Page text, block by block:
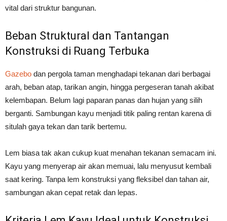
vital dari struktur bangunan.
Beban Struktural dan Tantangan
Konstruksi di Ruang Terbuka
Gazebo dan pergola taman menghadapi tekanan dari berbagai
arah, beban atap, tarikan angin, hingga pergeseran tanah akibat
kelembapan. Belum lagi paparan panas dan hujan yang silih
berganti. Sambungan kayu menjadi titik paling rentan karena di
situlah gaya tekan dan tarik bertemu.
Lem biasa tak akan cukup kuat menahan tekanan semacam ini.
Kayu yang menyerap air akan memuai, lalu menyusut kembali
saat kering. Tanpa lem konstruksi yang fleksibel dan tahan air,
sambungan akan cepat retak dan lepas.